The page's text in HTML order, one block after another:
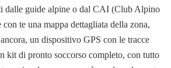
dalle guide alpine o dal CAI (Club Alpino
te una mappa dettagliata della zona,
un dispositivo GPS con le tracce
kit di pronto soccorso completo, con tutto